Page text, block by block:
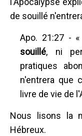
de souillé
Apo. 21:27 - «
souillé, ni
pratiques
n'entrera que
livre de vie de
Nous lisons la
Hébreux.